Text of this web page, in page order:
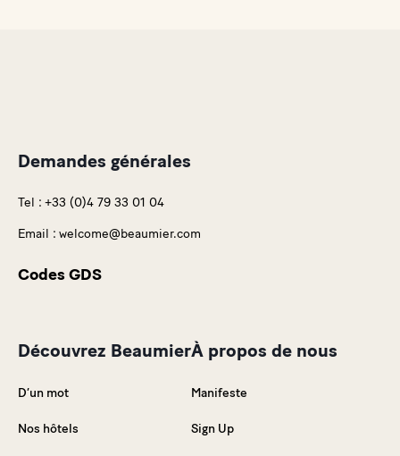
Demandes générales
Tel : +33 (0)4 79 33 01 04
Email : welcome@beaumier.com
Codes GDS
Découvrez Beaumier
D’un mot
Nos hôtels
À propos de nous
Manifeste
Sign Up